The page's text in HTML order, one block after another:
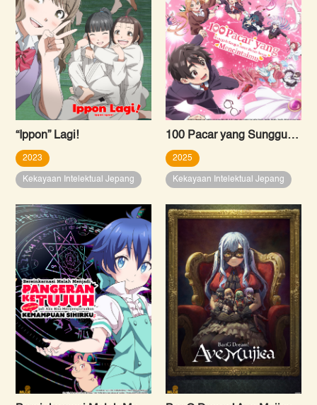
“Ippon” Lagi!
2023
Kekayaan Intelektual Jepang
100 Pacar yang Sungguh Sangat Amat Benar-benar Mencintaimu
2025
Kekayaan Intelektual Jepang